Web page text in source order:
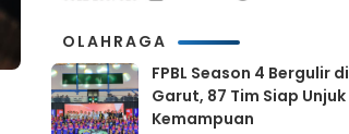
OLAHRAGA
FPBL Season 4 Bergulir di
Garut, 87 Tim Siap Unjuk
Kemampuan